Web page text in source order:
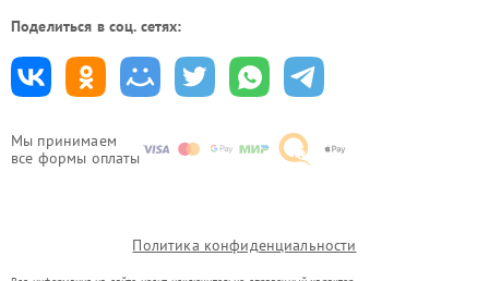
Мы принимаем
все формы оплаты
Поделиться в соц. сетях:
Политика конфиденциальности